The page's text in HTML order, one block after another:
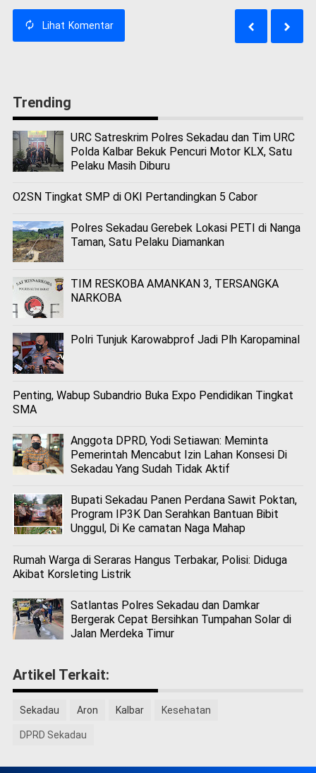
Lihat Komentar
Trending
URC Satreskrim Polres Sekadau dan Tim URC
Polda Kalbar Bekuk Pencuri Motor KLX, Satu
Pelaku Masih Diburu
O2SN Tingkat SMP di OKI Pertandingkan 5 Cabor
Polres Sekadau Gerebek Lokasi PETI di Nanga
Taman, Satu Pelaku Diamankan
TIM RESKOBA AMANKAN 3, TERSANGKA
NARKOBA
Polri Tunjuk Karowabprof Jadi Plh Karopaminal
Penting, Wabup Subandrio Buka Expo Pendidikan Tingkat
SMA
Anggota DPRD, Yodi Setiawan: Meminta
Pemerintah Mencabut Izin Lahan Konsesi Di
Sekadau Yang Sudah Tidak Aktif
Bupati Sekadau Panen Perdana Sawit Poktan,
Program IP3K Dan Serahkan Bantuan Bibit
Unggul, Di Ke camatan Naga Mahap
Rumah Warga di Seraras Hangus Terbakar, Polisi: Diduga
Akibat Korsleting Listrik
Satlantas Polres Sekadau dan Damkar
Bergerak Cepat Bersihkan Tumpahan Solar di
Jalan Merdeka Timur
Artikel Terkait:
Sekadau Aron Kalbar Kesehatan
DPRD Sekadau